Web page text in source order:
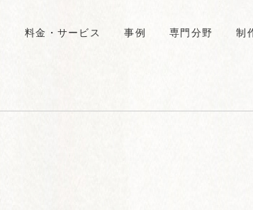
料金・サービス 事例 専門分野 制